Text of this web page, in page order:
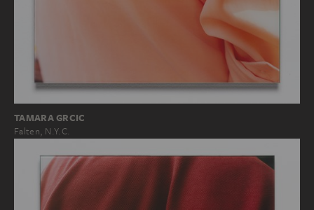
TAMARA GRCIC
Falten, N.Y.C.